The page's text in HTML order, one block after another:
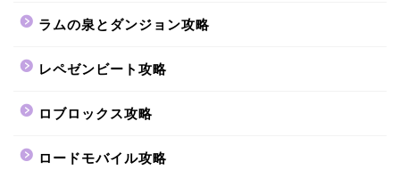
ラムの泉とダンジョン攻略
レペゼンビート攻略
ロブロックス攻略
ロードモバイル攻略